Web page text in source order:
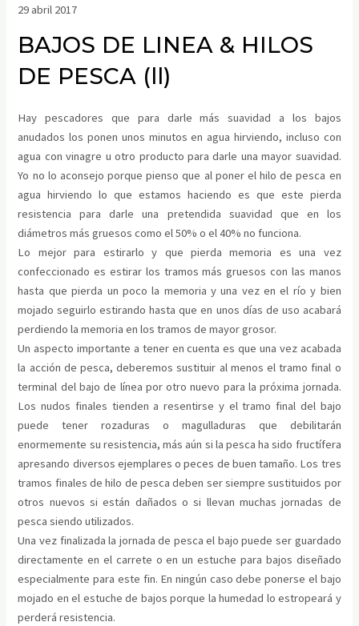
29 abril 2017
BAJOS DE LINEA & HILOS
DE PESCA (ll)
Hay pescadores que para darle más suavidad a los bajos
anudados los ponen unos minutos en agua hirviendo, incluso con
agua con vinagre u otro producto para darle una mayor suavidad.
Yo no lo aconsejo porque pienso que al poner el hilo de pesca en
agua hirviendo lo que estamos haciendo es que este pierda
resistencia para darle una pretendida suavidad que en los
diámetros más gruesos como el 50% o el 40% no funciona.
Lo mejor para estirarlo y que pierda memoria es una vez
confeccionado es estirar los tramos más gruesos con las manos
hasta que pierda un poco la memoria y una vez en el río y bien
mojado seguirlo estirando hasta que en unos días de uso acabará
perdiendo la memoria en los tramos de mayor grosor.
Un aspecto importante a tener en cuenta es que una vez acabada
la acción de pesca, deberemos sustituir al menos el tramo final o
terminal del bajo de línea por otro nuevo para la próxima jornada.
Los nudos finales tienden a resentirse y el tramo final del bajo
puede tener rozaduras o magulladuras que debilitarán
enormemente su resistencia, más aún si la pesca ha sido fructífera
apresando diversos ejemplares o peces de buen tamaño. Los tres
tramos finales de hilo de pesca deben ser siempre sustituidos por
otros nuevos si están dañados o si llevan muchas jornadas de
pesca siendo utilizados.
Una vez finalizada la jornada de pesca el bajo puede ser guardado
directamente en el carrete o en un estuche para bajos diseñado
especialmente para este fin. En ningún caso debe ponerse el bajo
mojado en el estuche de bajos porque la humedad lo estropeará y
perderá resistencia.